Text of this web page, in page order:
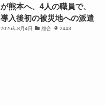
が熊本へ、4人の職員で、
導入後初の被災地への派遣
2026年8月4日 総合 2443